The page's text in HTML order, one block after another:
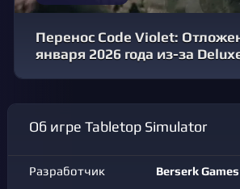
Перенос Code Violet:
января 2026 года из-за
Об игре Tabletop Simulator
Разработчик Berserk Games